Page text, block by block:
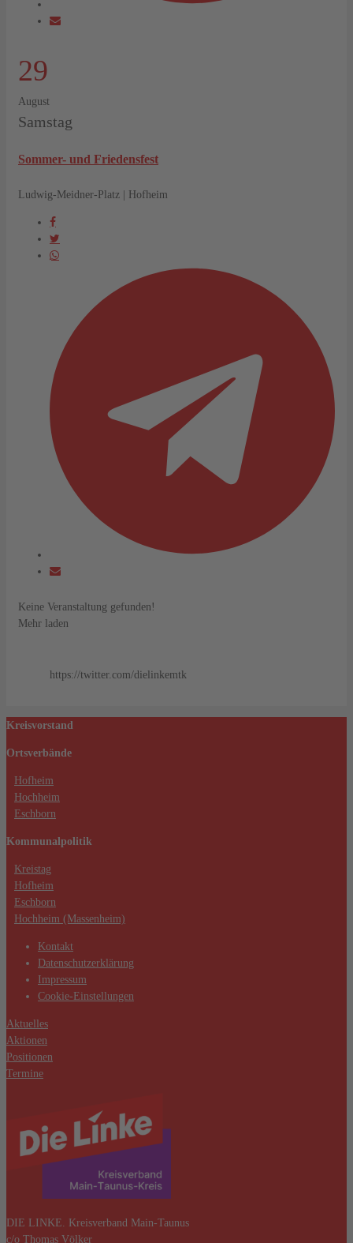
29
August
Samstag
Sommer- und Friedensfest
Ludwig-Meidner-Platz | Hofheim
Keine Veranstaltung gefunden!
Mehr laden
https://twitter.com/dielinkemtk
Kreisvorstand
Ortsverbände
Hofheim
Hochheim
Eschborn
Kommunalpolitik
Kreistag
Hofheim
Eschborn
Hochheim (Massenheim)
Kontakt
Datenschutzerklärung
Impressum
Cookie-Einstellungen
Aktuelles
Aktionen
Positionen
Termine
DIE LINKE. Kreisverband Main-Taunus
c/o Thomas Völker